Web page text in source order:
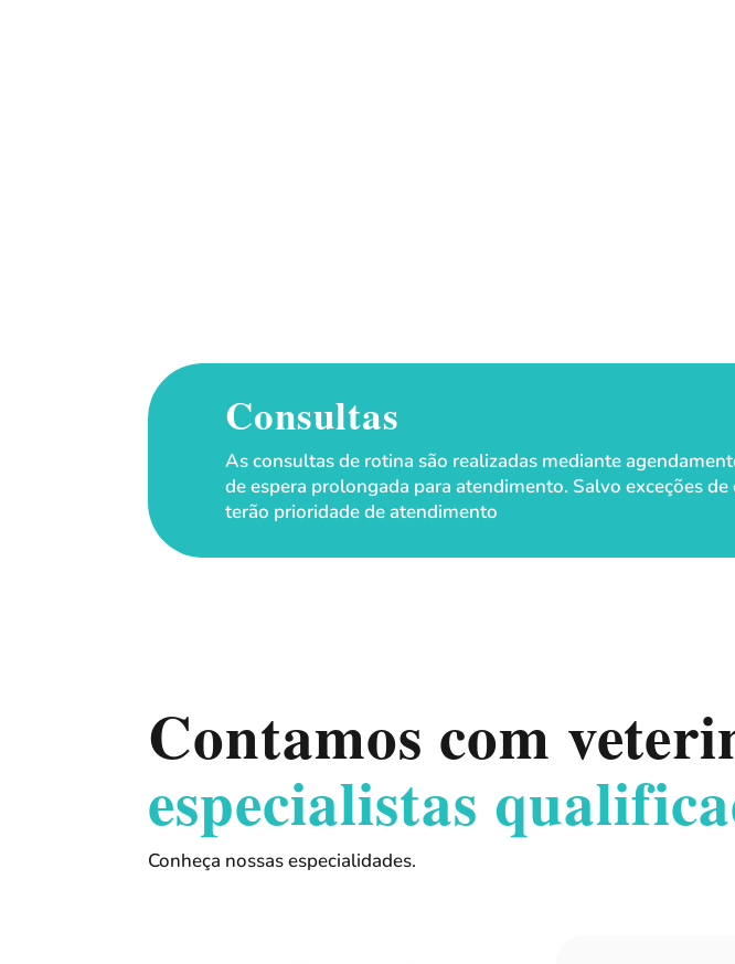
Consultas
As consultas de rotina são realizadas mediante
de espera prolongada para atendimento. ​​Salvo exceções de
terão prioridade de atendimento
Contamos com
especialistas
Conheça nossas especialidades.